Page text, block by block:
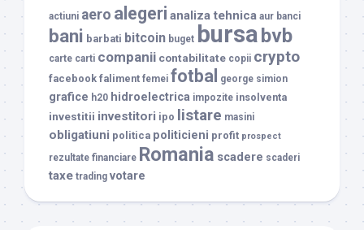
actiuni aero alegeri analiza tehnica aur banci
bani barbati bitcoin buget bursabvb
carte carti companii contabilitate copii crypto
facebook faliment femei fotbal george simion
grafice h20 hidroelectrica impozite insolventa
investitii investitori ipo listare masini
obligatiuni politica politicieni profit prospect
rezultate financiare Romania scadere scaderi
taxe trading votare